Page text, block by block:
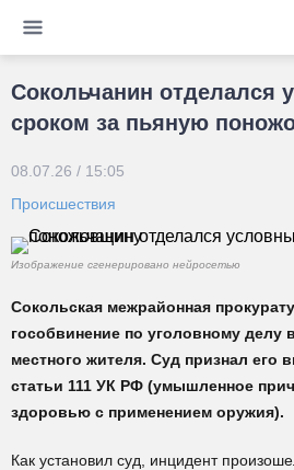
Сокольчанин отделался
сроком за пьяную
08.07.26 / 15:05
Происшествия
Изображение сгенерировано нейросетью
Сокольская межрайонная
гособвинение по уголовному делу
местного жителя. Суд признал его
статьи 111 УК РФ (умышленное
здоровью с применением оружия).
Как установил суд, инцидент